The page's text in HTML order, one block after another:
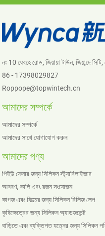
নং 10 ফেংহে রোড, জিয়ায়া টাউন, জিয়ান্দে
86 - 17398029827
Roppope@topwintech.cn
আমাদের সম্পর্কে
আমাদের সম্পর্কে
আমাদের সাথে যোগাযোগ করুন
আমাদের পণ্য
পিইউ ফেনার জন্য সিলিকন স্ট্যাবিলাইজার
আবরণ, কালি এবং রজন সংযোজন
কাগজ এবং ফিল্মের জন্য সিলিকন রিলিজ লেপ
কৃষিক্ষেত্রের জন্য সিলিকন অ্যাডজভেন্ট
বাড়িতে এবং ব্যক্তিগত যত্নের জন্য সিলিকন